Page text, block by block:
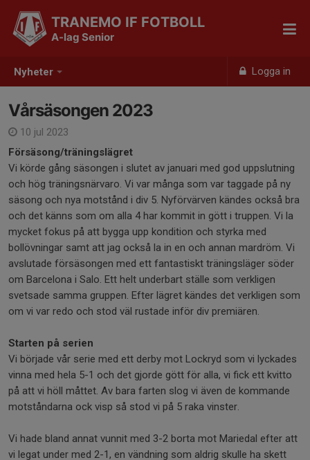
Nyheter Logga in
TRANEMO IF FOTBOLL
A-lag Senior
Vårsäsongen 2023
10 jul 2023
Försäsong/träningslägret
Vi körde gång säsongen i slutet av januari med god uppslutning
och hög träningsnärvaro. Vi var många som var taggade på ny
säsong och nya motstånd i div 5. Nyförvärven kändes också bra
och det känns som om alla 4 har kommit in gött i truppen. Vi la
mycket fokus på att bygga upp kondition och styrka med
bollövningar samt att jag också la in en och annan mardröm. Vi
avslutade försäsongen med ett fantastiskt träningsläger söder
om Barcelona i Salo. Ett helt underbart ställe som verkligen
svetsade samma gruppen. Efter lägret kändes det verkligen som
om vi var redo och stod väl rustade inför div premiären.
Starten på serien
Vi började vår serie med ett derby mot Lockryd som vi lyckades
vinna med hela 5-1 och det gjorde gött för alla, vi fick ett kvitto
på att vi höll måttet. Av bara farten slog vi även de kommande
motståndarna ock visp så stod vi på 5 raka vinster.
Vi hade bland annat vunnit med 3-2 borta mot Mariedal efter att
vi legat under med 2-1, en vändning som aldrig skulle ha skett